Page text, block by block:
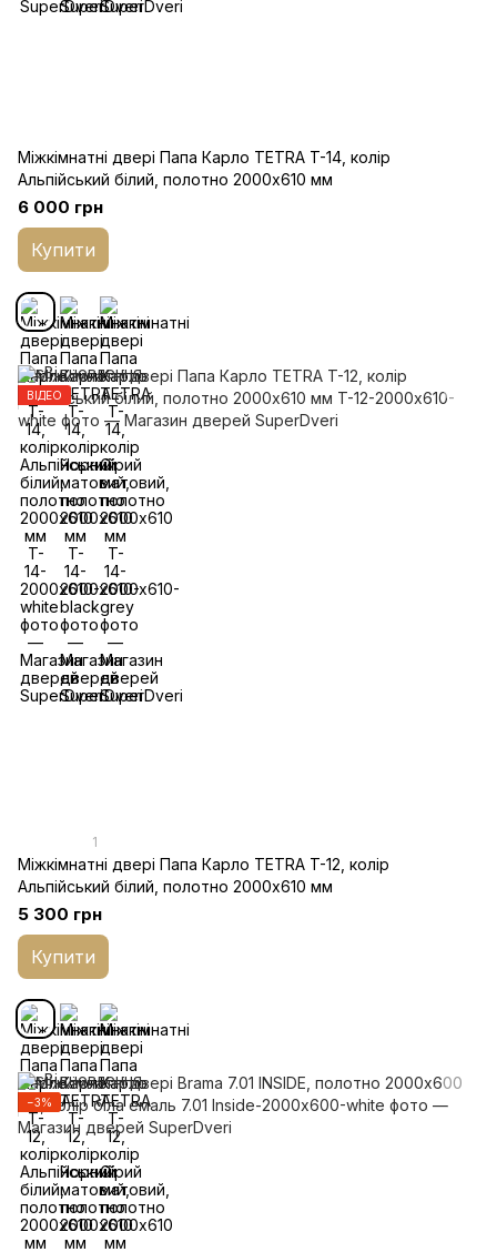
Міжкімнатні двері Папа Карло TETRA T-14, колір
Альпійський білий, полотно 2000х610 мм
6 000 грн
Купити
ВІДЕО
1
Міжкімнатні двері Папа Карло TETRA T-12, колір
Альпійський білий, полотно 2000х610 мм
5 300 грн
Купити
−3%